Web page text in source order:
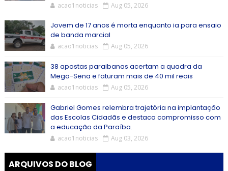
acao1noticias Aug 05, 2026
Jovem de 17 anos é morta enquanto ia para ensaio
de banda marcial
acao1noticias Aug 05, 2026
38 apostas paraibanas acertam a quadra da
Mega-Sena e faturam mais de 40 mil reais
acao1noticias Aug 05, 2026
Gabriel Gomes relembra trajetória na implantação
das Escolas Cidadãs e destaca compromisso com
a educação da Paraíba.
acao1noticias Aug 03, 2026
ARQUIVOS DO BLOG